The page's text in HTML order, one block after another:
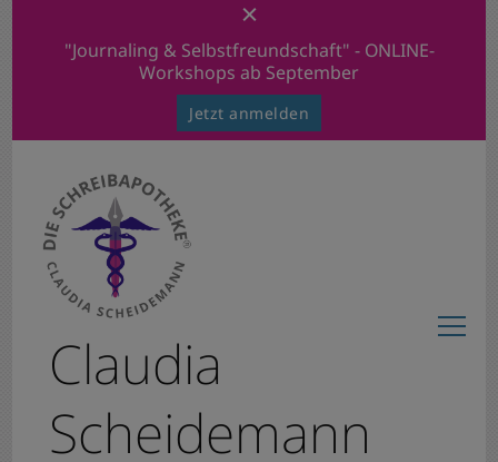
"Journaling & Selbstfreundschaft" - ONLINE-
Workshops ab September
Jetzt anmelden
Claudia
Scheidemann